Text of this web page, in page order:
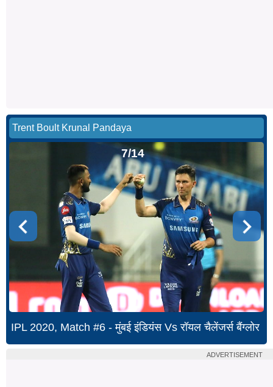
Trent Boult Krunal Pandaya
7/14
IPL 2020, Match #6 - मुंबई इंडियंस Vs रॉयल चैलेंजर्स बैंग्लोर
ADVERTISEMENT